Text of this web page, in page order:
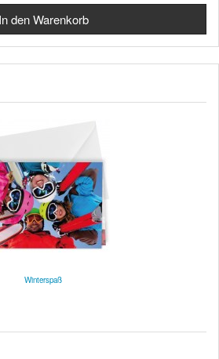
Winterspaß